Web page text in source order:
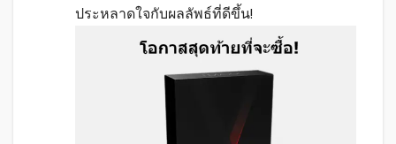
ประหลาดใจกับผลลัพธ์ที่ดีขึ้น!